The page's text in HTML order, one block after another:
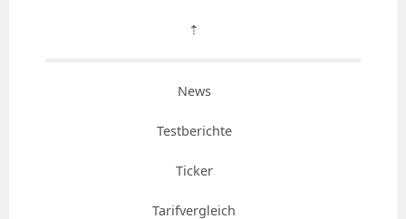
⇡
News
Testberichte
Ticker
Tarifvergleich